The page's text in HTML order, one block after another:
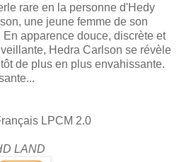
rare en la personne d'Hedy
une jeune femme de son
En apparence douce, discrète et
Hedra Carlson se révèle
de plus en plus envahissante.
LPCM 2.0
LAND